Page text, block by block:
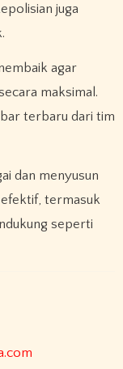
juga
agar
maksimal.
terbaru dari tim
dan menyusun
termasuk
seperti